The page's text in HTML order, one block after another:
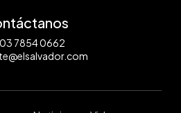
7854 0662